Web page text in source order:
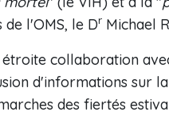
l'OMS, le Dr Michael
collaboration
d'informations sur
des fiertés